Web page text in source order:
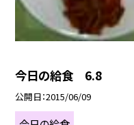
今日の給食 6.8
公開日 2015/06/09